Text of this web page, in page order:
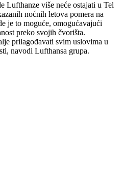
Lufthanze više neće ostajati u Tel
noćnih letova pomera na
je to moguće, omogućavajući
preko svojih čvorišta.
prilagođavati svim uslovima u
navodi Lufthansa grupa.